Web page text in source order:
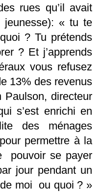
rues qu’il avait
jeunesse): « tu te
? Tu prétends
? Et j’apprends
vous refusez
13% des revenus
Paulson, directeur
s’est enrichi en
des ménages
permettre à la
pouvoir se payer
jour pendant un
moi ou quoi ? »